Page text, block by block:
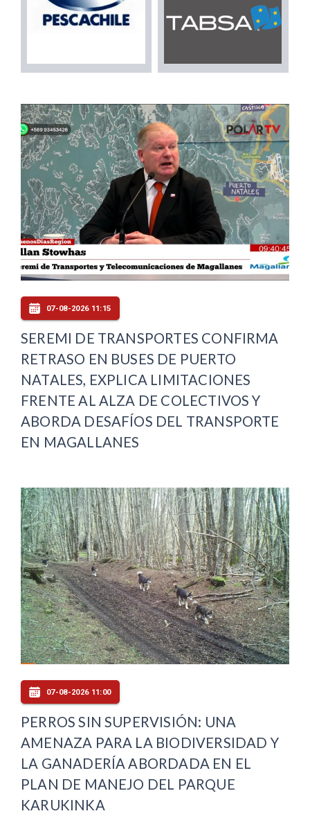
07-08-2026 11:15
SEREMI DE TRANSPORTES CONFIRMA
RETRASO EN BUSES DE PUERTO
NATALES, EXPLICA LIMITACIONES
FRENTE AL ALZA DE COLECTIVOS Y
ABORDA DESAFÍOS DEL TRANSPORTE
EN MAGALLANES
07-08-2026 11:00
PERROS SIN SUPERVISIÓN: UNA
AMENAZA PARA LA BIODIVERSIDAD Y
LA GANADERÍA ABORDADA EN EL
PLAN DE MANEJO DEL PARQUE
KARUKINKA